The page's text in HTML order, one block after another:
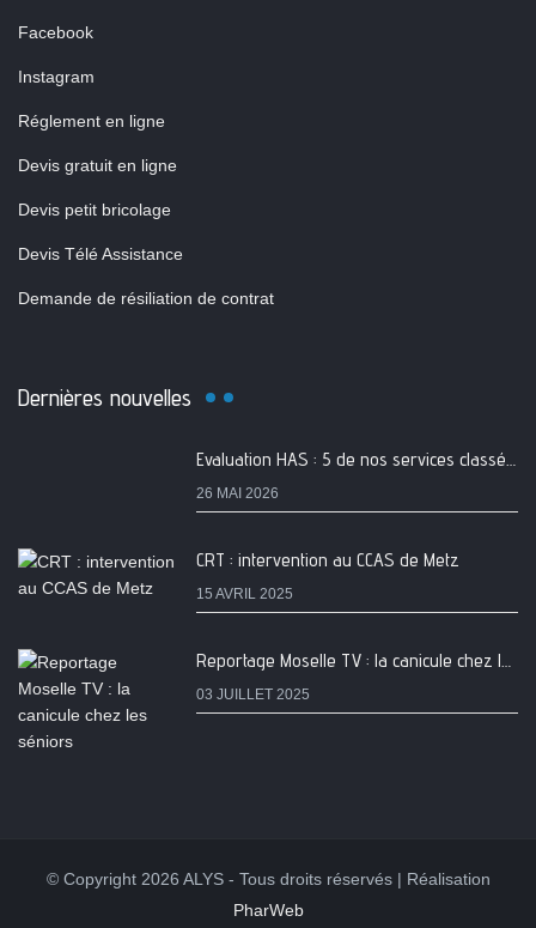
Facebook
Instagram
Réglement en ligne
Devis gratuit en ligne
Devis petit bricolage
Devis Télé Assistance
Demande de résiliation de contrat
Dernières nouvelles
Evaluation HAS : 5 de nos services classés A
26 MAI 2026
CRT : intervention au CCAS de Metz
15 AVRIL 2025
Reportage Moselle TV : la canicule chez les séniors
03 JUILLET 2025
© Copyright 2026 ALYS - Tous droits réservés | Réalisation
PharWeb